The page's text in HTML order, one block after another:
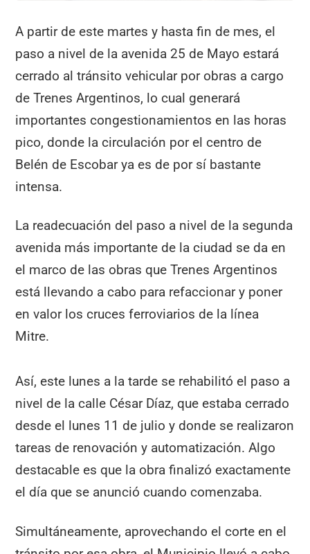
A partir de este martes y hasta fin de mes, el
paso a nivel de la avenida 25 de Mayo estará
cerrado al tránsito vehicular por obras a cargo
de Trenes Argentinos, lo cual generará
importantes congestionamientos en las horas
pico, donde la circulación por el centro de
Belén de Escobar ya es de por sí bastante
intensa.
La readecuación del paso a nivel de la segunda
avenida más importante de la ciudad se da en
el marco de las obras que Trenes Argentinos
está llevando a cabo para refaccionar y poner
en valor los cruces ferroviarios de la línea
Mitre.
Así, este lunes a la tarde se rehabilitó el paso a
nivel de la calle César Díaz, que estaba cerrado
desde el lunes 11 de julio y donde se realizaron
tareas de renovación y automatización. Algo
destacable es que la obra finalizó exactamente
el día que se anunció cuando comenzaba.
Simultáneamente, aprovechando el corte en el